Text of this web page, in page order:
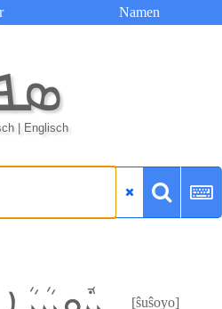
Namen
| Englisch
[ŝuŝoyo]